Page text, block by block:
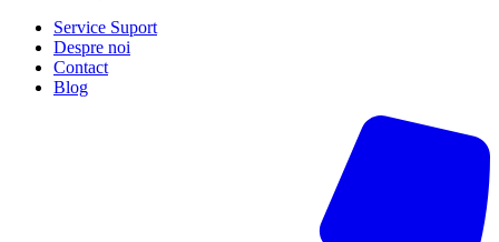
Service Suport
Despre noi
Contact
Blog